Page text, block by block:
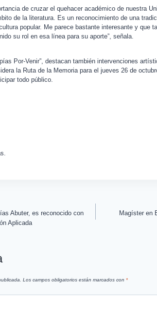
de cruzar el quehacer académico de nuestra
de la literatura. Es un reconocimiento de una
popular. Me parece bastante interesante y que
su rol en esa línea para su aporte”, señala.
Por-Venir”, destacan también intervenciones
la Ruta de la Memoria para el jueves 26 de
todo público.
Abuter, es reconocido con
Aplicada
Magíster en
Los campos obligatorios están marcados con *